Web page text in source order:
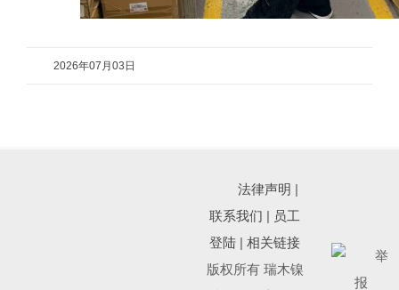
2026年07月03日
法律声明 |
联系我们 | 员工
登陆 |相关链接
版权所有 瑞木镍